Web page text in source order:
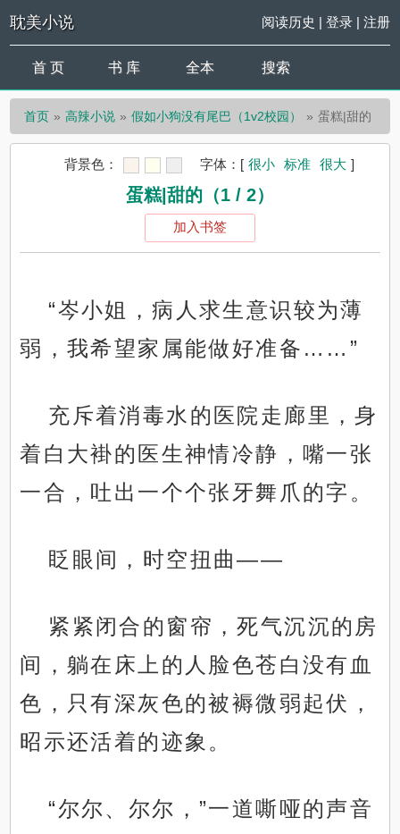
耽美小说 阅读历史 | 登录| 注册
首 页 书 库 全本 搜索
首页 高辣小说 假如小狗没有尾巴（1v2校园） 蛋糕|甜的
背景色： 字体： [ 很小 标准 很大 ]
蛋糕|甜的（1 / 2）
加入书签
“岑小姐，病人求生意识较为薄
弱，我希望家属能做好准备……”
充斥着消毒水的医院走廊里，身
着白大褂的医生神情冷静，嘴一张
一合，吐出一个个张牙舞爪的字。
眨眼间，时空扭曲——
紧紧闭合的窗帘，死气沉沉的房
间，躺在床上的人脸色苍白没有血
色，只有深灰色的被褥微弱起伏，
昭示还活着的迹象。
“尔尔、尔尔，”一道嘶哑的声音